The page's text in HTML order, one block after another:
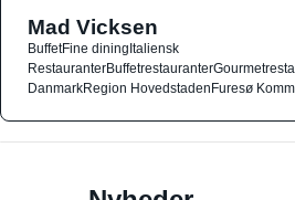
Mad Vicksen
BuffetFine diningItaliensk
RestauranterBuffetrestauranter
DanmarkRegion HovedstadenFuresø